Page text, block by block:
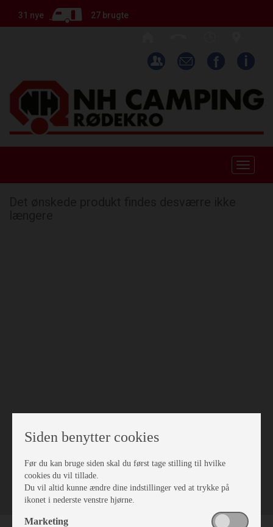
31 nye 27 brugte
Toggle
VÆRKSTED
Siden benytter cookies
Før du kan bruge siden skal du først tage stilling til hvilke
cookies du vil tillade.
Du vil altid kunne ændre dine indstillinger ved at trykke på
ikonet i nederste venstre hjørne.
Marketing